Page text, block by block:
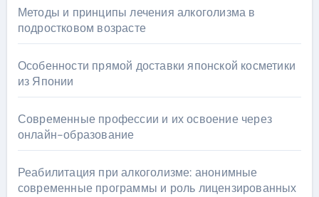
Методы и принципы лечения алкоголизма в
подростковом возрасте
Особенности прямой доставки японской косметики
из Японии
Современные профессии и их освоение через
онлайн-образование
Реабилитация при алкоголизме: анонимные
современные программы и роль лицензированных